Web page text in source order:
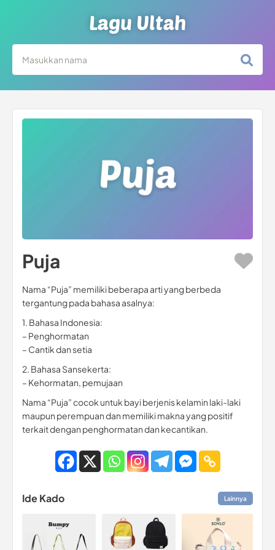
Lagu Ultah
Puja
Nama “Puja” memiliki beberapa arti yang berbeda
tergantung pada bahasa asalnya:
1. Bahasa Indonesia:
– Penghormatan
– Cantik dan setia
2. Bahasa Sansekerta:
– Kehormatan, pemujaan
Nama “Puja” cocok untuk bayi berjenis kelamin laki-laki
maupun perempuan dan memiliki makna yang positif
terkait dengan penghormatan dan kecantikan.
Ide Kado Lainnya